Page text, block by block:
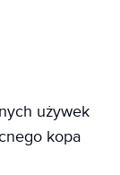
używek
kopa